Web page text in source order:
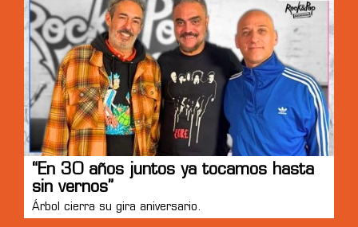
“En 30 años juntos ya tocamos hasta
sin vernos”
Árbol cierra su gira aniversario.